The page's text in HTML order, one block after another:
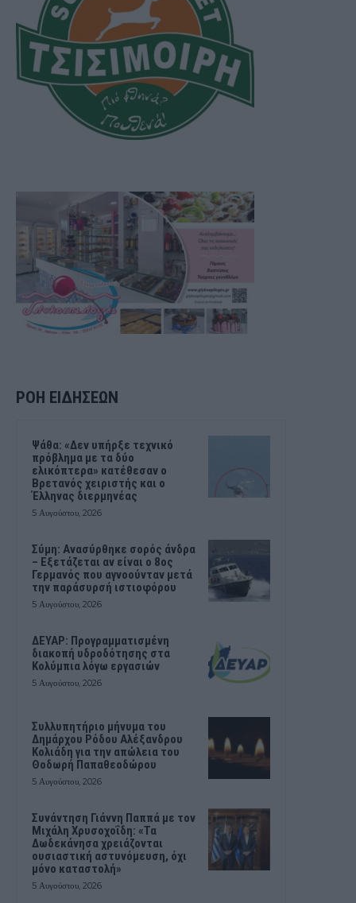
ΡΟΗ ΕΙΔΗΣΕΩΝ
Ψάθα: «Δεν υπήρξε τεχνικό
πρόβλημα με τα δύο
ελικόπτερα» κατέθεσαν ο
Βρετανός χειριστής και ο
Έλληνας διερμηνέας
5 Αυγούστου, 2026
Σύμη: Ανασύρθηκε σορός άνδρα
– Εξετάζεται αν είναι ο 8ος
Γερμανός που αγνοούνταν μετά
την παράσυρσή ιστιοφόρου
5 Αυγούστου, 2026
ΔΕΥΑΡ: Προγραμματισμένη
διακοπή υδροδότησης στα
Κολύμπια λόγω εργασιών
5 Αυγούστου, 2026
Συλλυπητήριο μήνυμα του
Δημάρχου Ρόδου Αλέξανδρου
Κολιάδη για την απώλεια του
Θοδωρή Παπαθεοδώρου
5 Αυγούστου, 2026
Συνάντηση Γιάννη Παππά με τον
Μιχάλη Χρυσοχοΐδη: «Τα
Δωδεκάνησα χρειάζονται
ουσιαστική αστυνόμευση, όχι
μόνο καταστολή»
5 Αυγούστου, 2026